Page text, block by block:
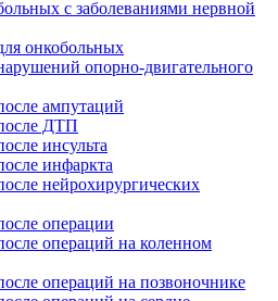
с заболеваниями нервной
онкобольных
опорно-двигательного
ампутаций
ДТП
инсульта
инфаркта
нейрохирургических
операции
операций на коленном
операций на позвоночнике